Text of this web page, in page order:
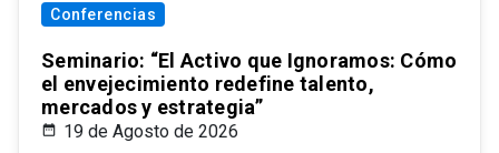
Conferencias
Seminario: “El Activo que Ignoramos: Cómo
el envejecimiento redefine talento,
mercados y estrategia”
19 de Agosto de 2026